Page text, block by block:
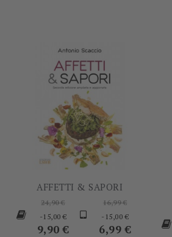
AFFETTI & SAPORI
Prezzo
base
24,90 €
-15,00 €
Prezzo
9,90 €
Prezzo
base
16,99 €
-15,00 €
6,99 €